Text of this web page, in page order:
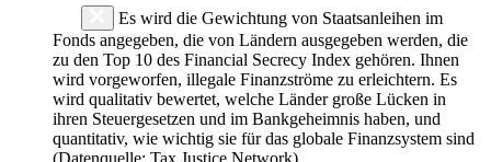
Es wird die Gewichtung von Staatsanleihen im
Fonds angegeben, die von Ländern ausgegeben werden, die
zu den Top 10 des Financial Secrecy Index gehören. Ihnen
wird vorgeworfen, illegale Finanzströme zu erleichtern. Es
wird qualitativ bewertet, welche Länder große Lücken in
ihren Steuergesetzen und im Bankgeheimnis haben, und
quantitativ, wie wichtig sie für das globale Finanzsystem sind
(Datenquelle: Tax Justice Network).